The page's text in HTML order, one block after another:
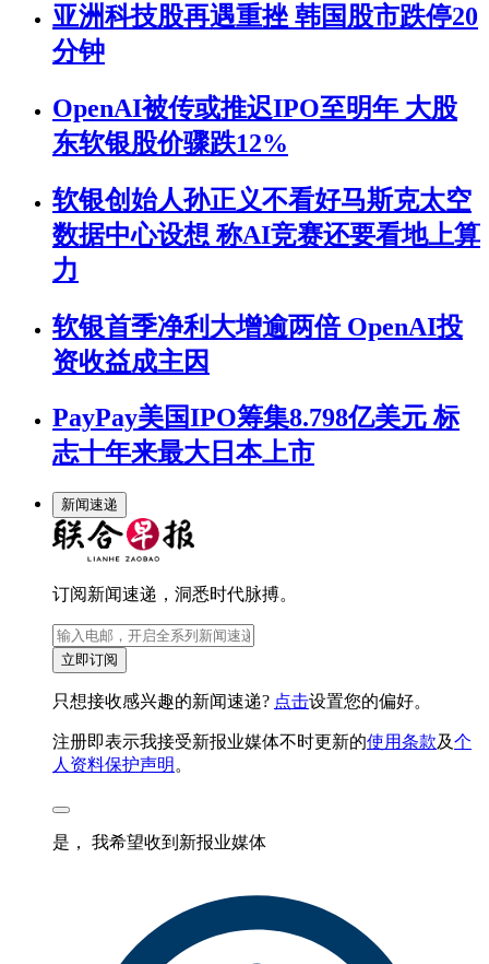
亚洲科技股再遇重挫 韩国股市跌停20
分钟
OpenAI被传或推迟IPO至明年 大股
东软银股价骤跌12%
软银创始人孙正义不看好马斯克太空
数据中心设想 称AI竞赛还要看地上算
力
软银首季净利大增逾两倍 OpenAI投
资收益成主因
PayPay美国IPO筹集8.798亿美元 标
志十年来最大日本上市
新闻速递
订阅新闻速递，洞悉时代脉搏。
立即订阅
只想接收感兴趣的新闻速递? 点击设置您的偏好。
注册即表示我接受新报业媒体不时更新的使用条款及个
人资料保护声明 。
是， 我希望收到新报业媒体